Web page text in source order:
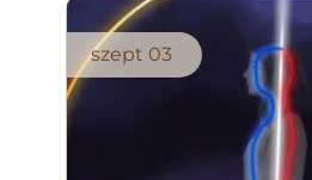
szept 03